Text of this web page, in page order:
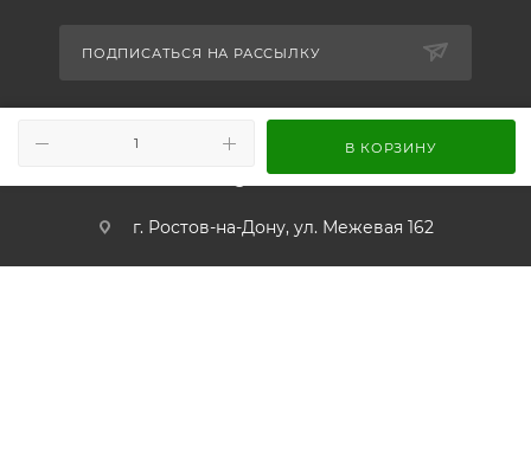
В КОРЗИНУ
ПОДПИСАТЬСЯ НА РАССЫЛКУ
+7 989 716-65-86
info@worldsound.ru
г. Ростов-на-Дону, ул. Межевая 162